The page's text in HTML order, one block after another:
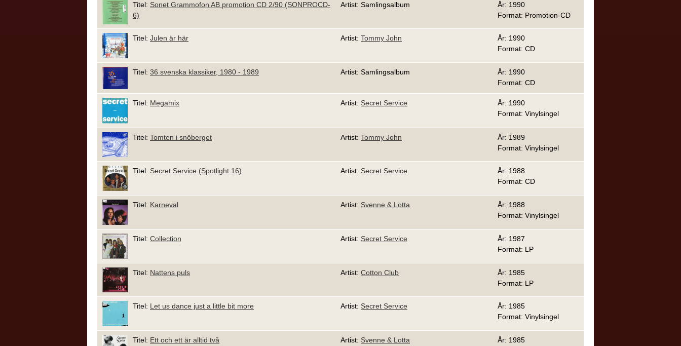
Titel: Sonet Grammofon AB promotion CD 2/90 (SONPROCD-
6)
Artist: Samlingsalbum
År: 1990
Format: Promotion-CD
Titel: Julen är här Artist: Tommy John
År: 1990
Format: CD
Titel: 36 svenska klassiker, 1980 - 1989 Artist: Samlingsalbum
År: 1990
Format: CD
Titel: Megamix Artist: Secret Service
År: 1990
Format: Vinylsingel
Titel: Tomten i snöberget Artist: Tommy John
År: 1989
Format: Vinylsingel
Titel: Secret Service (Spotlight 16) Artist: Secret Service
År: 1988
Format: CD
Titel: Karneval Artist: Svenne & Lotta
År: 1988
Format: Vinylsingel
Titel: Collection Artist: Secret Service
År: 1987
Format: LP
Titel: Nattens puls Artist: Cotton Club
År: 1985
Format: LP
Titel: Let us dance just a little bit more Artist: Secret Service
År: 1985
Format: Vinylsingel
Titel: Ett och ett är alltid två Artist: Svenne & Lotta
År: 1985